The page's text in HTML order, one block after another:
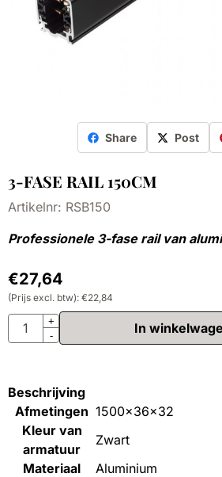
Share Post
3-FASE RAIL 150CM
Artikelnr: RSB150
Professionele 3-fase rail van
€27,64
(Prijs excl. btw): €22,84
Aantal
+
-
In
Beschrijving
Afmetingen 1500x36x32
Kleur van
armatuur
Zwart
Materiaal
Aluminium